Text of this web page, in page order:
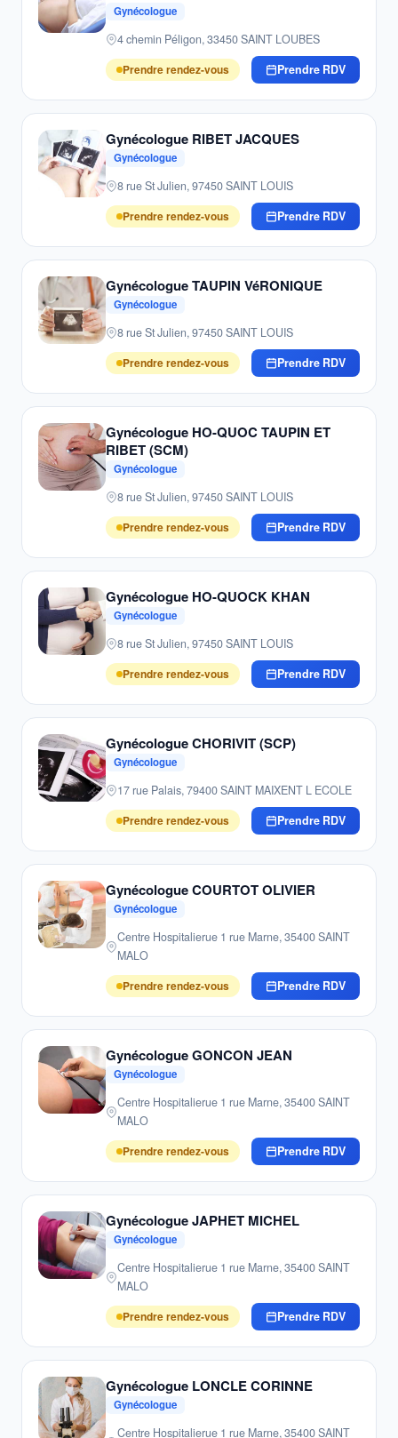
Gynécologue
4 chemin Péligon, 33450 SAINT LOUBES
Prendre rendez-vous
Prendre RDV
Gynécologue RIBET JACQUES
Gynécologue
8 rue St Julien, 97450 SAINT LOUIS
Prendre rendez-vous
Prendre RDV
Gynécologue TAUPIN VéRONIQUE
Gynécologue
8 rue St Julien, 97450 SAINT LOUIS
Prendre rendez-vous
Prendre RDV
Gynécologue HO-QUOC TAUPIN ET
RIBET (SCM)
Gynécologue
8 rue St Julien, 97450 SAINT LOUIS
Prendre rendez-vous
Prendre RDV
Gynécologue HO-QUOCK KHAN
Gynécologue
8 rue St Julien, 97450 SAINT LOUIS
Prendre rendez-vous
Prendre RDV
Gynécologue CHORIVIT (SCP)
Gynécologue
17 rue Palais, 79400 SAINT MAIXENT L ECOLE
Prendre rendez-vous
Prendre RDV
Gynécologue COURTOT OLIVIER
Gynécologue
Centre Hospitalierue 1 rue Marne, 35400 SAINT
MALO
Prendre rendez-vous
Prendre RDV
Gynécologue GONCON JEAN
Gynécologue
Centre Hospitalierue 1 rue Marne, 35400 SAINT
MALO
Prendre rendez-vous
Prendre RDV
Gynécologue JAPHET MICHEL
Gynécologue
Centre Hospitalierue 1 rue Marne, 35400 SAINT
MALO
Prendre rendez-vous
Prendre RDV
Gynécologue LONCLE CORINNE
Gynécologue
Centre Hospitalierue 1 rue Marne, 35400 SAINT